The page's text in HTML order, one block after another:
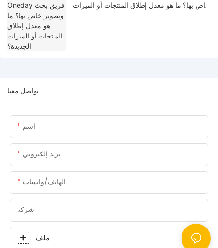
خاص بها؟ ما هو معدل إطلاق المنتجات أو الميزات
تواصل معنا
اسم
بريد إلكتروني
الهاتف/واتساب
شركة
ملف